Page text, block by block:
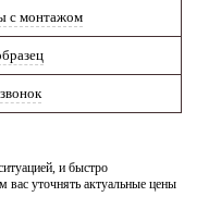
с монтажом
и быстро
уточнять актуальные цены